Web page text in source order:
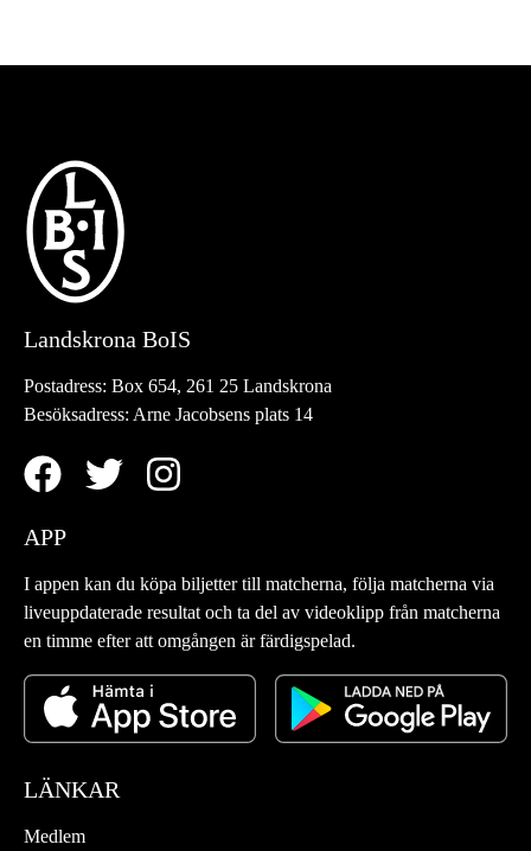
Landskrona BoIS
Postadress: Box 654, 261 25 Landskrona
Besöksadress: Arne Jacobsens plats 14
APP
I appen kan du köpa biljetter till matcherna, följa matcherna via
liveuppdaterade resultat och ta del av videoklipp från matcherna
en timme efter att omgången är färdigspelad.
LÄNKAR
Medlem